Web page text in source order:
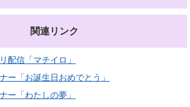
関連リンク
配信「マチイロ」
ー「お誕生日おめでとう」
ー「わたしの夢」